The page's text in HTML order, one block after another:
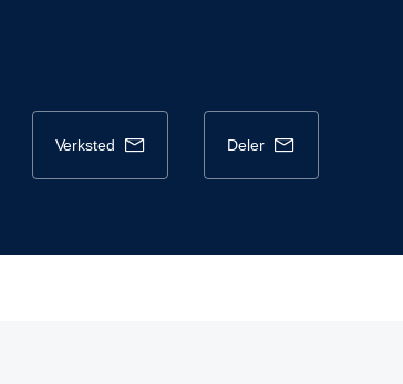
verksted deler